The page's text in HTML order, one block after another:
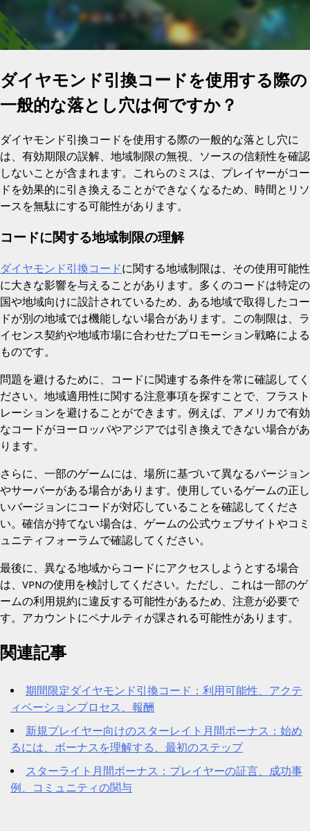
ダイヤモンド引換コードを使用する際の
一般的な落とし穴は何ですか？
ダイヤモンド引換コードを使用する際の一般的な落とし穴に
は、有効期限の誤解、地域制限の無視、ソースの信頼性を確認
しないことが含まれます。これらのミスは、プレイヤーがコー
ドを効果的に引き換えることができなくなるため、時間とリソ
ースを無駄にする可能性があります。
コードに関する地域制限の理解
ダイヤモンド引換コードに関する地域制限は、その使用可能性
に大きな影響を与えることがあります。多くのコードは特定の
国や地域向けに設計されているため、ある地域で取得したコー
ドが別の地域では機能しない場合があります。この制限は、ラ
イセンス契約や地域市場に合わせたプロモーション戦略による
ものです。
問題を避けるために、コードに関連する条件を常に確認してく
ださい。地域適用性に関する注意事項を探すことで、フラスト
レーションを避けることができます。例えば、アメリカで有効
なコードがヨーロッパやアジアでは引き換えできない場合があ
ります。
さらに、一部のゲームには、場所に基づいて異なるバージョン
やサーバーがある場合があります。使用しているゲームの正し
いバージョンにコードが対応していることを確認してくださ
い。確信が持てない場合は、ゲームの公式ウェブサイトやコミ
ュニティフォーラムで確認してください。
最後に、異なる地域からコードにアクセスしようとする場合
は、VPNの使用を検討してください。ただし、これは一部のゲ
ームの利用規約に違反する可能性があるため、注意が必要で
す。アカウントにペナルティが課される可能性があります。
関連記事
期間限定ダイヤモンド引換コード：利用可能性、アクテ
ィベーションプロセス、報酬
新規プレイヤー向けのスターレイト月間ボーナス：始め
るには、ボーナスを理解する、最初のステップ
スターライト月間ボーナス：プレイヤーの証言、成功事
例、コミュニティの関与